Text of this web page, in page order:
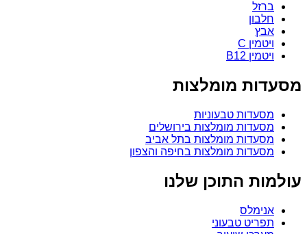
ברזל
חלבון
אבץ
ויטמין C
ויטמין B12
מומלצות
מסעדות טבעוניות
מסעדות מומלצות בירושלים
מסעדות מומלצות בתל אביב
מסעדות מומלצות בחיפה והצפון
התוכן שלנו
אנימלס
תפריט טבעוני